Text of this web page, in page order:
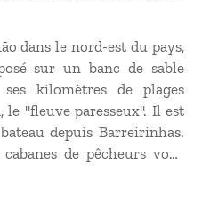
dans le nord-est du pays,
sur un banc de sable
kilomètres de plages
le "fleuve paresseux". Il est
depuis Barreirinhas.
de pêcheurs vous
Profitez des